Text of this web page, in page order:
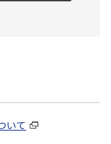
いて